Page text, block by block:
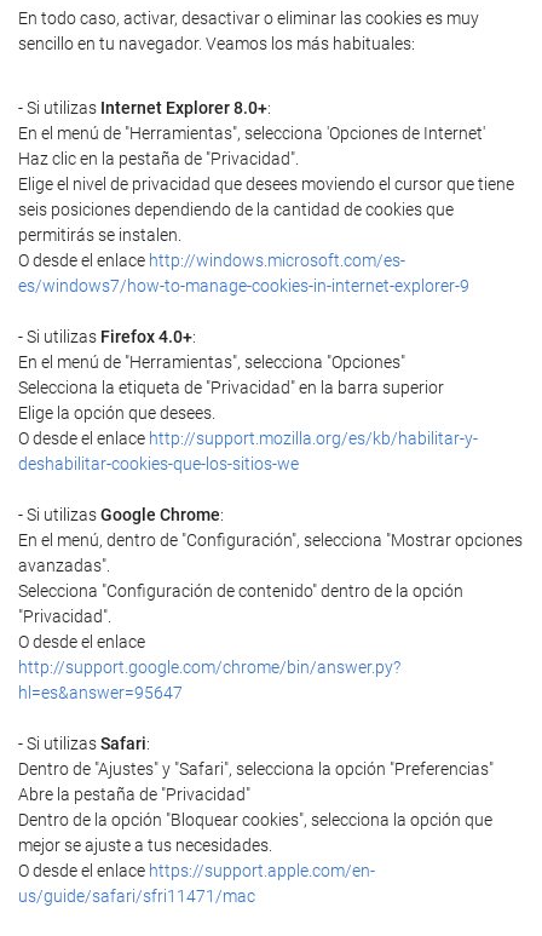
En todo caso, activar, desactivar o eliminar las cookies es muy
sencillo en tu navegador. Veamos los más habituales:
- Si utilizas Internet Explorer 8.0+:
En el menú de "Herramientas", selecciona 'Opciones de Internet'
Haz clic en la pestaña de "Privacidad".
Elige el nivel de privacidad que desees moviendo el cursor que tiene
seis posiciones dependiendo de la cantidad de cookies que
permitirás se instalen.
O desde el enlace http://windows.microsoft.com/es-
es/windows7/how-to-manage-cookies-in-internet-explorer-9
- Si utilizas Firefox 4.0+:
En el menú de "Herramientas", selecciona "Opciones"
Selecciona la etiqueta de "Privacidad" en la barra superior
Elige la opción que desees.
O desde el enlace http://support.mozilla.org/es/kb/habilitar-y-
deshabilitar-cookies-que-los-sitios-we
- Si utilizasGoogle Chrome:
En el menú, dentro de "Configuración", selecciona "Mostrar opciones
avanzadas".
Selecciona "Configuración de contenido" dentro de la opción
"Privacidad".
O desde el enlace
http://support.google.com/chrome/bin/answer.py?
hl=es&answer=95647
- Si utilizasSafari:
Dentro de "Ajustes" y "Safari", selecciona la opción "Preferencias"
Abre la pestaña de "Privacidad"
Dentro de la opción "Bloquear cookies", selecciona la opción que
mejor se ajuste a tus necesidades.
O desde el enlace https://support.apple.com/en-
us/guide/safari/sfri11471/mac